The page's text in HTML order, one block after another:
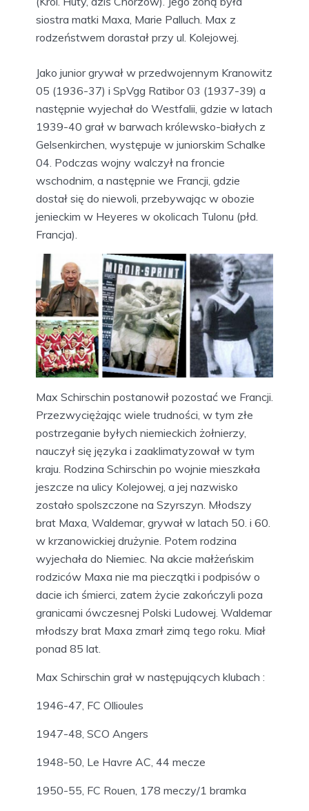
siostra matki Maxa, Marie Palluch. Max z
rodzeństwem dorastał przy ul. Kolejowej.
Jako junior grywał w przedwojennym Kranowitz
05 (1936-37) i SpVgg Ratibor 03 (1937-39) a
następnie wyjechał do Westfalii, gdzie w latach
1939-40 grał w barwach królewsko-białych z
Gelsenkirchen, występuje w juniorskim Schalke
04. Podczas wojny walczył na froncie
wschodnim, a następnie we Francji, gdzie
dostał się do niewoli, przebywając w obozie
jenieckim w Heyeres w okolicach Tulonu (płd.
Francja).
Max Schirschin postanowił pozostać we Francji.
Przezwyciężając wiele trudności, w tym złe
postrzeganie byłych niemieckich żołnierzy,
nauczył się języka i zaaklimatyzował w tym
kraju. Rodzina Schirschin po wojnie mieszkała
jeszcze na ulicy Kolejowej, a jej nazwisko
zostało spolszczone na Szyrszyn. Młodszy
brat Maxa, Waldemar, grywał w latach 50. i 60.
w krzanowickiej drużynie. Potem rodzina
wyjechała do Niemiec. Na akcie małżeńskim
rodziców Maxa nie ma pieczątki i podpisów o
dacie ich śmierci, zatem życie zakończyli poza
granicami ówczesnej Polski Ludowej. Waldemar
młodszy brat Maxa zmarł zimą tego roku. Miał
ponad 85 lat.
Max Schirschin grał w następujących klubach :
1946-47, FC Ollioules
1947-48, SCO Angers
1948-50, Le Havre AC, 44 mecze
1950-55, FC Rouen, 178 meczy/1 bramka